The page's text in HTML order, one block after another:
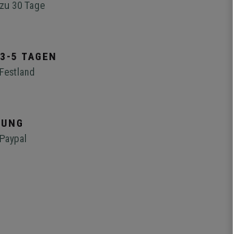
30 Tage
5 TAGEN